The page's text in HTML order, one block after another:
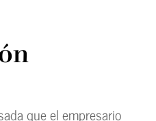
que el empresario